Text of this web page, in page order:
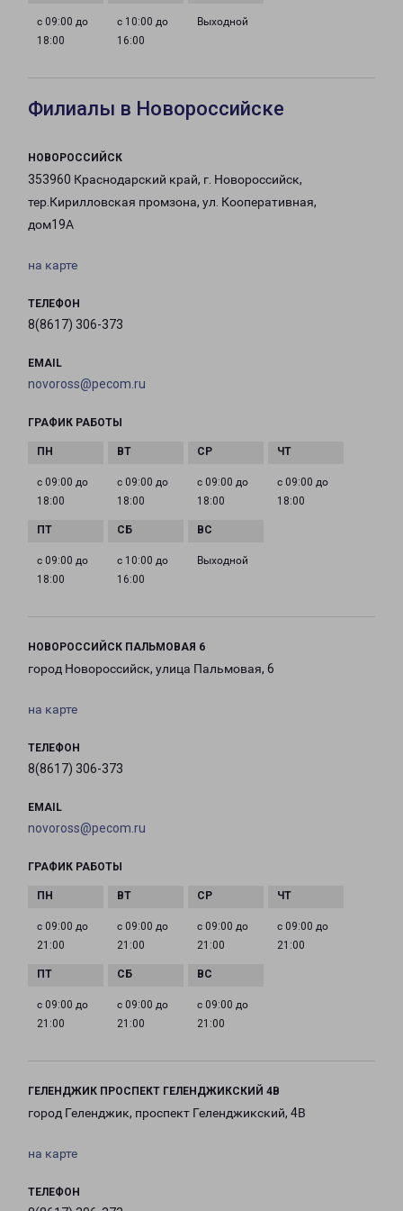
с 09:00 до
18:00
с 10:00 до
16:00
Выходной
Филиалы в Новороссийске
НОВОРОССИЙСК
353960 Краснодарский край, г. Новороссийск,
тер.Кирилловская промзона, ул. Кооперативная,
дом19А
на карте
ТЕЛЕФОН
8(8617) 306-373
EMAIL
novoross@pecom.ru
ГРАФИК РАБОТЫ
с 09:00 до
18:00
с 09:00 до
18:00
с 09:00 до
18:00
с 09:00 до
18:00
с 09:00 до
18:00
с 10:00 до
16:00
Выходной
НОВОРОССИЙСК ПАЛЬМОВАЯ 6
город Новороссийск, улица Пальмовая, 6
на карте
ТЕЛЕФОН
8(8617) 306-373
EMAIL
novoross@pecom.ru
ГРАФИК РАБОТЫ
с 09:00 до
21:00
с 09:00 до
21:00
с 09:00 до
21:00
с 09:00 до
21:00
с 09:00 до
21:00
с 09:00 до
21:00
с 09:00 до
21:00
ГЕЛЕНДЖИК ПРОСПЕКТ ГЕЛЕНДЖИКСКИЙ 4В
город Геленджик, проспект Геленджикский, 4В
на карте
ТЕЛЕФОН